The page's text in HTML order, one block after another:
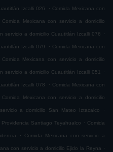
Izcalli 026 . Comida Mexicana con
Comida Mexicana con servicio a domicilio
servicio a domicilio Cuautitlán Izcalli 076 .
Izcalli 079 . Comida Mexicana con
Comida Mexicana con servicio a domicilio
servicio a domicilio Cuautitlán Izcalli 051 .
Izcalli 078 . Comida Mexicana con
Comida Mexicana con servicio a domicilio
a domicilio San Mateo Iztacalco .
Santiago Teyahualco . Comida
. Comida Mexicana con servicio a
con servicio a domicilio Ejido la Reyna .